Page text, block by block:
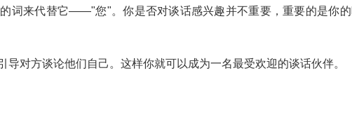
词来代替它――"您"。你是否对谈话感兴趣并不重要，重要的是你
导对方谈论他们自己。这样你就可以成为一名最受欢迎的谈话伙伴。